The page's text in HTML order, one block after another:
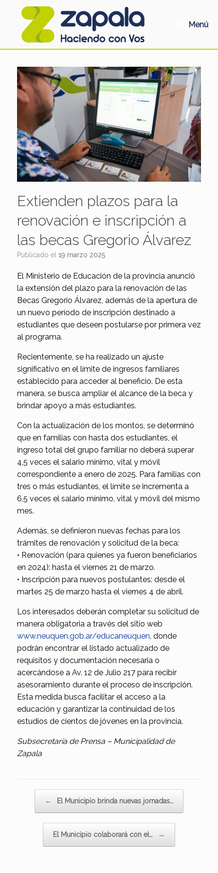
Menú
Extienden plazos para la
renovación e inscripción a
las becas Gregorio Álvarez
Publicado el 19 marzo 2025
El Ministerio de Educación de la provincia anunció
la extensión del plazo para la renovación de las
Becas Gregorio Álvarez, además de la apertura de
un nuevo período de inscripción destinado a
estudiantes que deseen postularse por primera vez
al programa.
Recientemente, se ha realizado un ajuste
significativo en el límite de ingresos familiares
establecido para acceder al beneficio. De esta
manera, se busca ampliar el alcance de la beca y
brindar apoyo a más estudiantes.
Con la actualización de los montos, se determinó
que en familias con hasta dos estudiantes, el
ingreso total del grupo familiar no deberá superar
4,5 veces el salario mínimo, vital y móvil
correspondiente a enero de 2025. Para familias con
tres o más estudiantes, el límite se incrementa a
6,5 veces el salario mínimo, vital y móvil del mismo
mes.
Además, se definieron nuevas fechas para los
trámites de renovación y solicitud de la beca:
• Renovación (para quienes ya fueron beneficiarios
en 2024): hasta el viernes 21 de marzo.
• Inscripción para nuevos postulantes: desde el
martes 25 de marzo hasta el viernes 4 de abril.
Los interesados deberán completar su solicitud de
manera obligatoria a través del sitio web
www.neuquen.gob.ar/educaneuquen, donde
podrán encontrar el listado actualizado de
requisitos y documentación necesaria o
acercándose a Av. 12 de Julio 217 para recibir
asesoramiento durante el proceso de inscripción.
Esta medida busca facilitar el acceso a la
educación y garantizar la continuidad de los
estudios de cientos de jóvenes en la provincia.
Subsecretaría de Prensa – Municipalidad de
Zapala
← El Municipio brinda nuevas jornadas…
El Municipio colaborará con el… →